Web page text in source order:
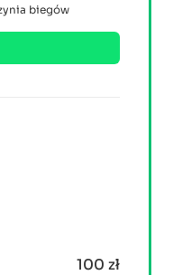
biegów
100 zł